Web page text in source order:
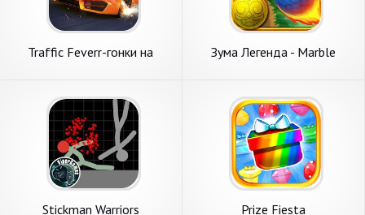
Traffic Feverr-гонки на
Зума Легенда - Marble
Stickman Warriors Prize Fiesta